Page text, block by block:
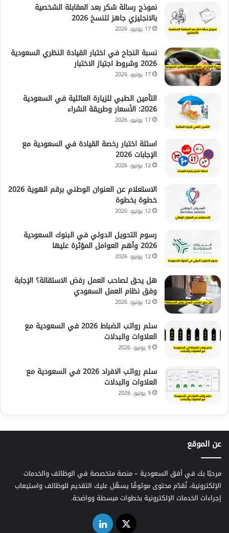
نموذج رسالة شكر بعد المقابلة الشخصية
بالانجليزي جاهز للنسخ 2026
17 يونيو، 2026
نسبة النجاح في اختبار القيادة النظري السعودية
2026 وشروط اجتياز الاختبار
17 يونيو، 2026
التأمين الطبي للزيارة العائلية في السعودية
2026: الأسعار وطريقة الشراء
17 يونيو، 2026
اسئلة اختبار رخصة القيادة في السعودية مع
الإجابات 2026
12 يونيو، 2026
الاستعلام عن العنوان الوطني برقم الهوية 2026
خطوة بخطوة
12 يونيو، 2026
رسوم التحويل الدولي في البنوك السعودية
2026 وأهم العوامل المؤثرة عليها
12 يونيو، 2026
هل يحق لصاحب العمل رفض الاستقالة؟ الإجابة
وفق نظام العمل السعودي
12 يونيو، 2026
سلم رواتب الضباط 2026 في السعودية مع
العلاوات والبدلات
9 يونيو، 2026
سلم رواتب الافراد 2026 في السعودية مع
العلاوات والبدلات
9 يونيو، 2026
عن الموقع
مرحبًا بك في أفق السعودية – منصة متخصصة في الوظائف والخدمات
الإلكترونية، نُقدّم محتوى موثوقًا يسهّل عليك التقديم للوظائف واستيعاب
إجراءات الخدمات الإلكترونية بخطوات مبسطة وواضحة.
‫X لينكدإن